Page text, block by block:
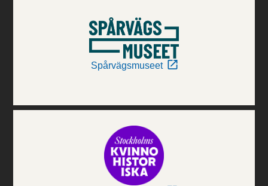
Spårvägsmuseet